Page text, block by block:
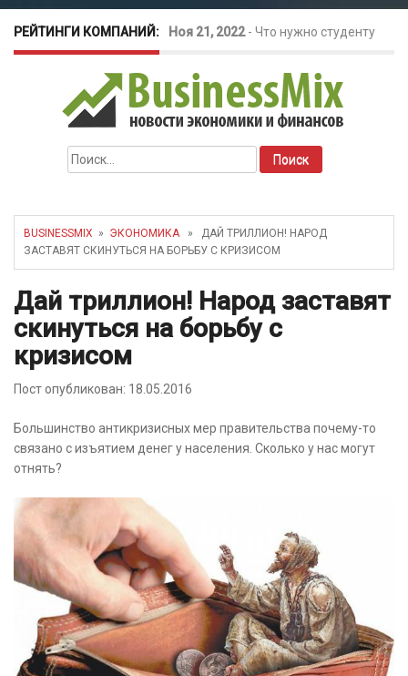
РЕЙТИНГИ КОМПАНИЙ: Ноя 21, 2022- Что нужно студенту
для открытия бизнеса?
Окт 26, 2022-Телефония для
amoCRM: лучшие инструменты для
бизнеса
как защитить свой бизнес?
Найти:
BUSINESSMIX » ЭКОНОМИКА» ДАЙ ТРИЛЛИОН! НАРОД
ЗАСТАВЯТ СКИНУТЬСЯ НА БОРЬБУ С КРИЗИСОМ
Дай триллион! Народ заставят
скинуться на борьбу с
кризисом
Пост опубликован: 18.05.2016
Большинство антикризисных мер правительства почему-то
связано с изъятием денег у населения. Сколько у нас могут
отнять?